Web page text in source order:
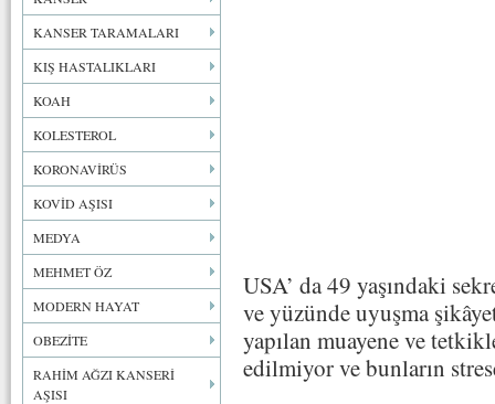
KANSER TARAMALARI
KIŞ HASTALIKLARI
KOAH
KOLESTEROL
KORONAVİRÜS
KOVİD AŞISI
MEDYA
MEHMET ÖZ
MODERN HAYAT
OBEZİTE
RAHİM AĞZI KANSERİ
AŞISI
USA’ da 49 yaşındaki
ve yüzünde uyuşma
yapılan muayene ve
edilmiyor ve bunların